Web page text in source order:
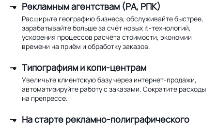
Рекламным агентствам (РА, РПК)
Расширьте географию бизнеса, обслуживайте быстрее,
зарабатывайте больше за счёт новых it-технологий,
ускорения процессов расчёта стоимости, экономии
времени на приём и обработку заказов.
Типографиям и копи-центрам
Увеличьте клиентскую базу через интернет-продажи,
автоматизируйте работу с заказами. Сократите расходы
на препрессе.
На старте рекламно-полиграфического